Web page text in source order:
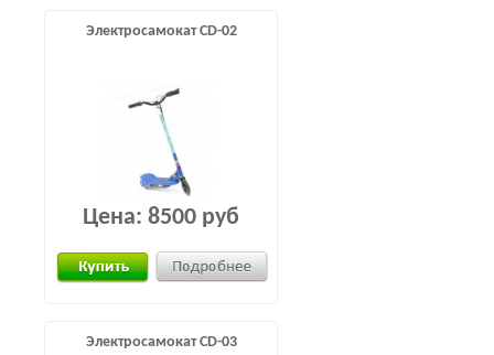
Электросамокат CD-02
Цена: 8500 руб
Электросамокат CD-03